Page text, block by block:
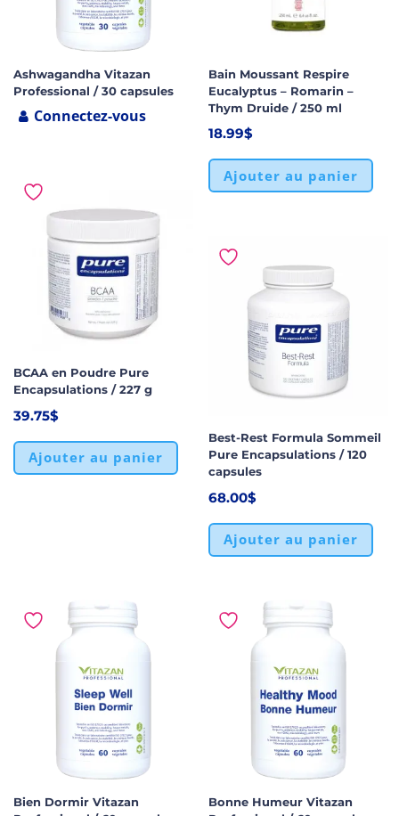
Ashwagandha Vitazan
Professional / 30 capsules
Connectez-vous
Bain Moussant Respire
Eucalyptus – Romarin –
Thym Druide / 250 ml
18.99$
Ajouter au panier
BCAA en Poudre Pure
Encapsulations / 227 g
39.75$
Ajouter au panier
Best-Rest Formula Sommeil
Pure Encapsulations / 120
capsules
68.00$
Ajouter au panier
Bien Dormir Vitazan
Bonne Humeur Vitazan